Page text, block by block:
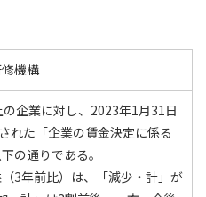
機構
企業に対し、2023年1月31日
れた「企業の賃金決定に係る
の通りである。
3年前比）は、「減少・計」が